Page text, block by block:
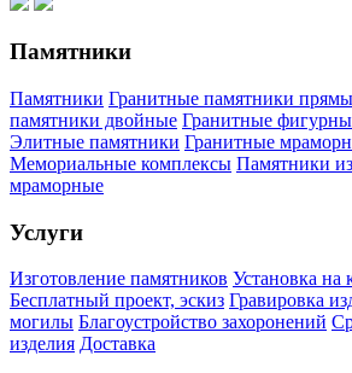
Памятники
Памятники Гранитные памятники
памятники двойные Гранитные
Элитные памятники Гранитные
Мемориальные комплексы Памятники из
мраморные
Услуги
Изготовление памятников Установка на
Бесплатный проект, эскиз Гравировка
могилы Благоустройство захоронений
изделия Доставка